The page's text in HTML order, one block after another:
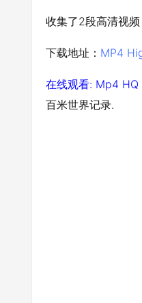
收集了2段高清视
下载地址： MP4
在线观看: Mp4 HQ
百米世界记录.